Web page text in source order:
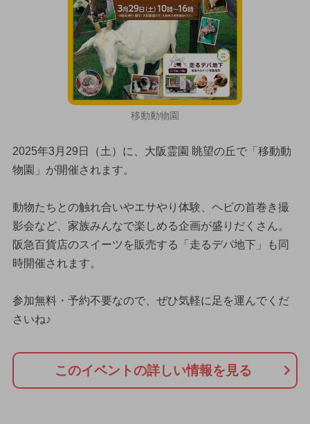
移動動物園
2025年3月29日（土）に、大阪霊園 眺望の丘で「移動動
物園」が開催されます。
動物たちとの触れ合いやエサやり体験、ヘビの首巻き撮
影会など、家族みんなで楽しめる企画が盛りだくさん。
阪急百貨店のスイーツを販売する「走るデパ地下」も同
時開催されます。
参加無料・予約不要なので、ぜひ気軽に足を運んでくだ
さいね♪
このイベントの詳しい情報を見る